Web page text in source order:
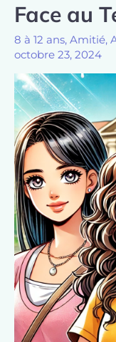
Face au
8 à 12 ans, Amitié,
octobre 23, 2024
des